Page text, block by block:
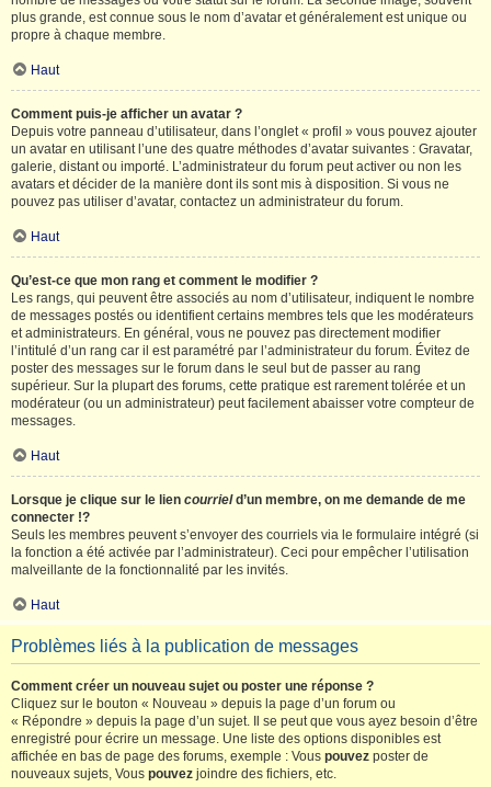
plus grande, est connue sous le nom d’avatar et généralement est unique ou
propre à chaque membre.
Haut
Comment puis-je afficher un avatar ?
Depuis votre panneau d’utilisateur, dans l’onglet « profil » vous pouvez ajouter
un avatar en utilisant l’une des quatre méthodes d’avatar suivantes : Gravatar,
galerie, distant ou importé. L’administrateur du forum peut activer ou non les
avatars et décider de la manière dont ils sont mis à disposition. Si vous ne
pouvez pas utiliser d’avatar, contactez un administrateur du forum.
Haut
Qu’est-ce que mon rang et comment le modifier ?
Les rangs, qui peuvent être associés au nom d’utilisateur, indiquent le nombre
de messages postés ou identifient certains membres tels que les modérateurs
et administrateurs. En général, vous ne pouvez pas directement modifier
l’intitulé d’un rang car il est paramétré par l’administrateur du forum. Évitez de
poster des messages sur le forum dans le seul but de passer au rang
supérieur. Sur la plupart des forums, cette pratique est rarement tolérée et un
modérateur (ou un administrateur) peut facilement abaisser votre compteur de
messages.
Haut
Lorsque je clique sur le lien courrield’un membre, on me demande de me
connecter !?
Seuls les membres peuvent s’envoyer des courriels via le formulaire intégré (si
la fonction a été activée par l’administrateur). Ceci pour empêcher l’utilisation
malveillante de la fonctionnalité par les invités.
Haut
Problèmes liés à la publication de messages
Comment créer un nouveau sujet ou poster une réponse ?
Cliquez sur le bouton « Nouveau » depuis la page d’un forum ou
« Répondre » depuis la page d’un sujet. Il se peut que vous ayez besoin d’être
enregistré pour écrire un message. Une liste des options disponibles est
affichée en bas de page des forums, exemple : Vous pouvez poster de
nouveaux sujets, Vous pouvez joindre des fichiers, etc.